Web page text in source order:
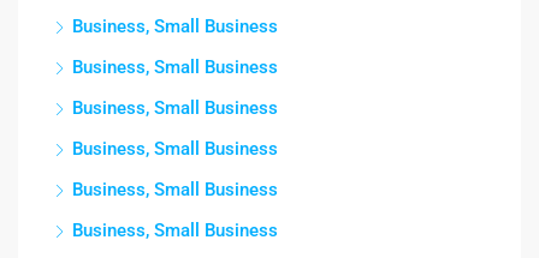
Business, Small Business
Business, Small Business
Business, Small Business
Business, Small Business
Business, Small Business
Business, Small Business